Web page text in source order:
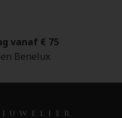
vanaf € 75
Benelux